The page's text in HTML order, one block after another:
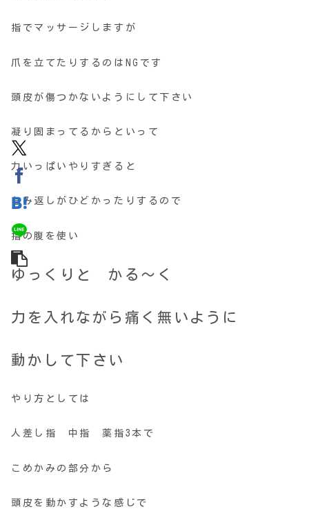
指でマッサージしますが
爪を立てたりするのはNGです
頭皮が傷つかないようにして下さい
凝り固まってるからといって
力いっぱいやりすぎると
もみ返しがひどかったりするので
指の腹を使い
ゆっくりと かる～く
力を入れながら痛く無いように
動かして下さい
やり方としては
人差し指 中指 薬指3本で
こめかみの部分から
頭皮を動かすような感じで